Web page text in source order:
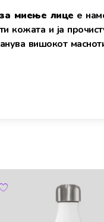
миење лице е
кожата и ја
вишокот